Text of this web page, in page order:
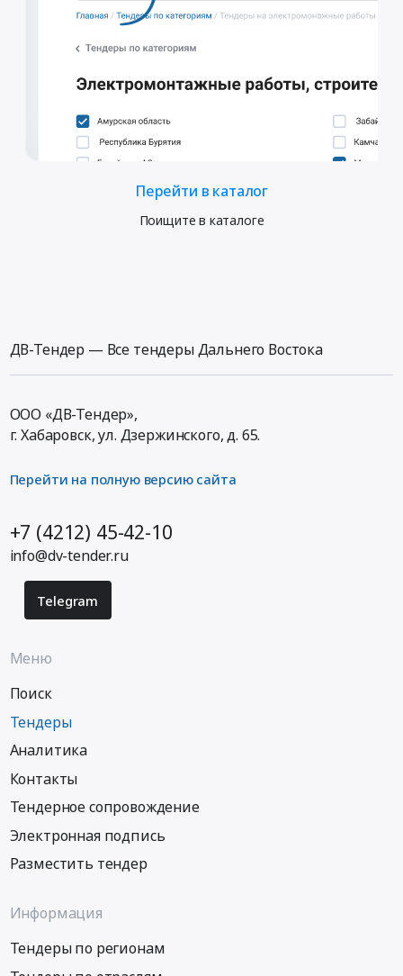
Перейти в каталог
Поищите в каталоге
ДВ-Тендер — Все тендеры Дальнего Востока
ООО «ДВ-Тендер»,
г. Хабаровск,ул. Дзержинского, д. 65.
Перейти на полную версию сайта
+7 (4212) 45-42-10
info@dv-tender.ru
Telegram
Меню
Поиск
Тендеры
Аналитика
Контакты
Тендерное сопровождение
Электронная подпись
Разместить тендер
Информация
Тендеры по регионам